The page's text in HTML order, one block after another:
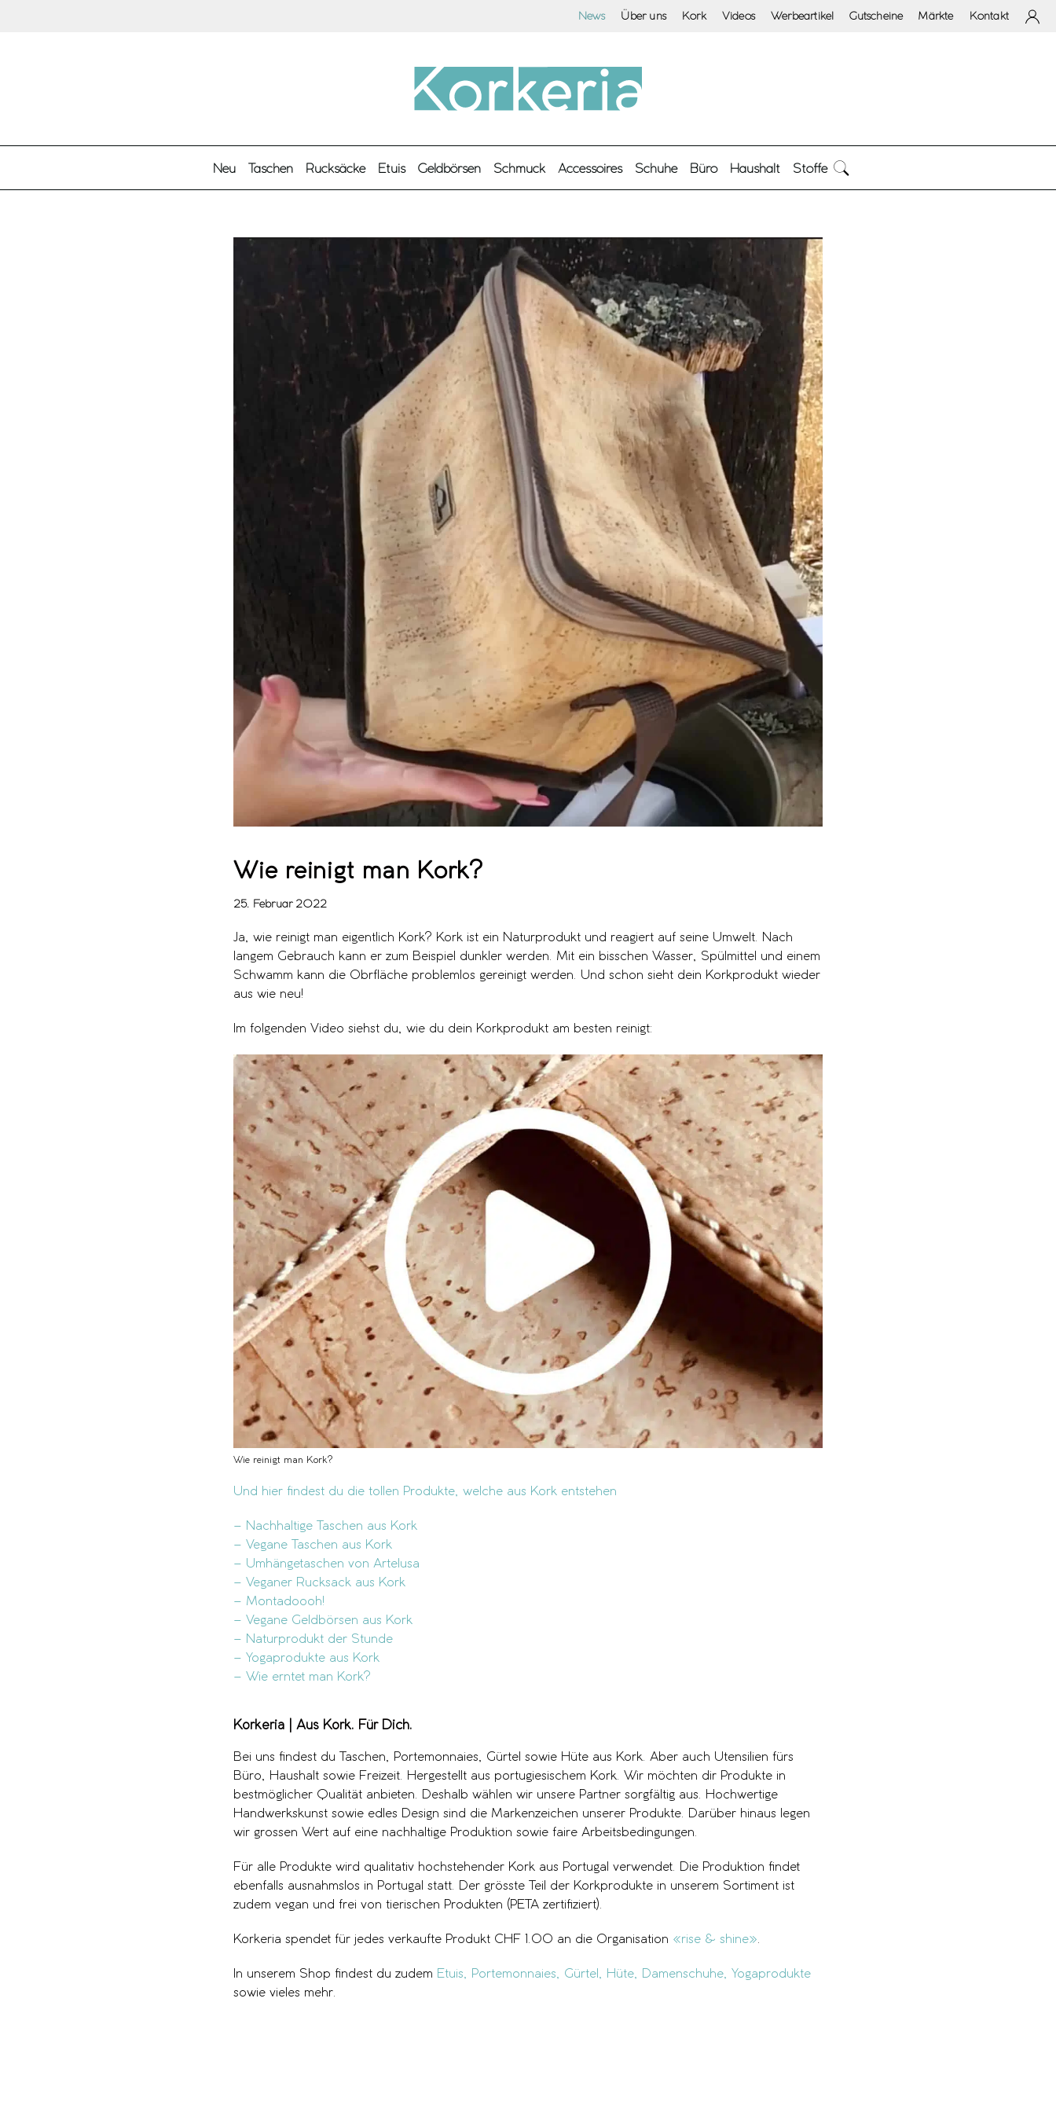
News Über uns Kork Videos Werbeartikel Gutscheine Märkte Kontakt
Neu Taschen Rucksäcke Etuis Geldbörsen Schmuck Accessoires Schuhe Büro Haushalt Stoffe
Wie reinigt man Kork?
25. Februar 2022
Ja, wie reinigt man eigentlich Kork? Kork ist ein Naturprodukt und reagiert auf seine Umwelt. Nach
langem Gebrauch kann er zum Beispiel dunkler werden. Mit ein bisschen Wasser, Spülmittel und einem
Schwamm kann die Obrfläche problemlos gereinigt werden. Und schon sieht dein Korkprodukt wieder
aus wie neu!
Im folgenden Video siehst du, wie du dein Korkprodukt am besten reinigt:
Wie reinigt man Kork?
Und hier findest du die tollen Produkte, welche aus Kork entstehen
– Nachhaltige Taschen aus Kork
– Vegane Taschen aus Kork
– Umhängetaschen von Artelusa
– Veganer Rucksack aus Kork
– Montadoooh!
– Vegane Geldbörsen aus Kork
– Naturprodukt der Stunde
– Yogaprodukte aus Kork
– Wie erntet man Kork?
Korkeria | Aus Kork. Für Dich.
Bei uns findest du Taschen, Portemonnaies, Gürtel sowie Hüte aus Kork. Aber auch Utensilien fürs
Büro, Haushalt sowie Freizeit. Hergestellt aus portugiesischem Kork. Wir möchten dir Produkte in
bestmöglicher Qualität anbieten. Deshalb wählen wir unsere Partner sorgfältig aus. Hochwertige
Handwerkskunst sowie edles Design sind die Markenzeichen unserer Produkte. Darüber hinaus legen
wir grossen Wert auf eine nachhaltige Produktion sowie faire Arbeitsbedingungen.
Für alle Produkte wird qualitativ hochstehender Kork aus Portugal verwendet. Die Produktion findet
ebenfalls ausnahmslos in Portugal statt. Der grösste Teil der Korkprodukte in unserem Sortiment ist
zudem vegan und frei von tierischen Produkten (PETA zertifiziert).
Korkeria spendet für jedes verkaufte Produkt CHF 1.00 an die Organisation «rise & shine»
In unserem Shop findest du zudem Etuis, Portemonnaies, Gürtel, Hüte, Damenschuhe,
Yogaprodukte
sowie vieles mehr.